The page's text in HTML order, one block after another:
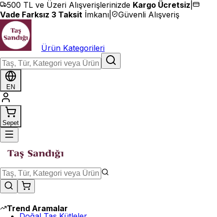
İçeriğe geç
500 TL ve Üzeri Alışverişlerinizde Kargo Ücretsiz
Vade Farksız 3 Taksit İmkanı Güvenli Alışveriş
Ürün Kategorileri
EN
Sepet
Trend Aramalar